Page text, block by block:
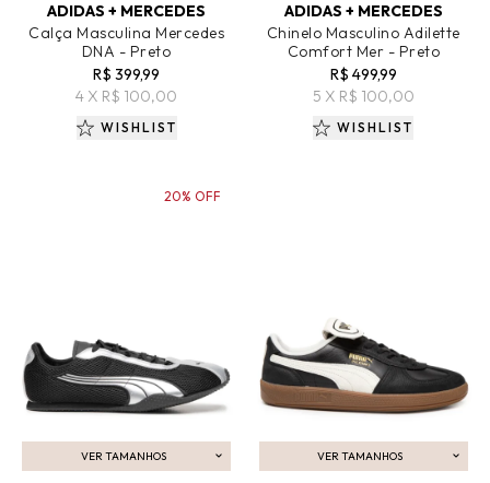
ADIDAS + MERCEDES
Calça Masculina Mercedes
DNA - Preto
R$ 399,99
4 X R$ 100,00
WISHLIST
ADIDAS + MERCEDES
Chinelo Masculino Adilette
Comfort Mer - Preto
R$ 499,99
5 X R$ 100,00
WISHLIST
VER TAMANHOS
ADICIONAR AO CARRINHO
20% OFF
VER TAMANHOS
ADICIONAR AO CARRINHO